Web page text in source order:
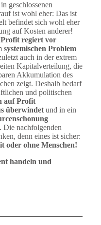
geschlossenen
ist wohl eher: Das ist
befindet sich wohl eher
auf Kosten anderer!
Profit regiert vor
systemischen Problem
auch in der extrem
Kapitalverteilung, die
Akkumulation des
zeigt. Deshalb bedarf
und politischen
auf Profit
überwindet und in ein
Die nachfolgenden
denn eines ist sicher:
oder ohne Menschen!
handeln und